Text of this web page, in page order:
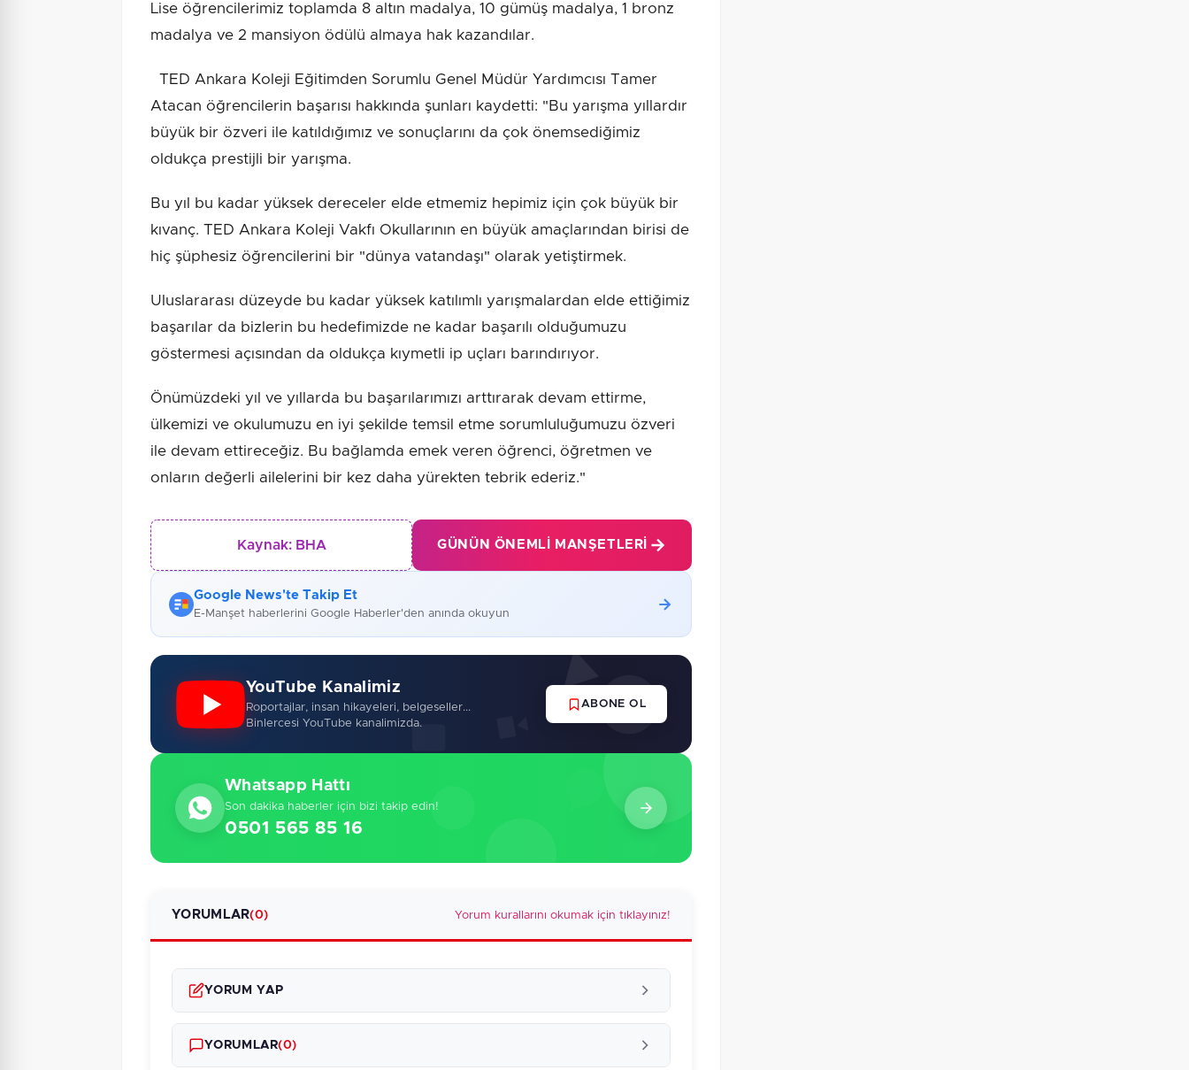
Lise öğrencilerimiz toplamda 8 altın madalya, 10 gümüş madalya, 1 bronz
madalya ve 2 mansiyon ödülü almaya hak kazandılar.
TED Ankara Koleji Eğitimden Sorumlu Genel Müdür Yardımcısı Tamer
Atacan öğrencilerin başarısı hakkında şunları kaydetti: "Bu yarışma yıllardır
büyük bir özveri ile katıldığımız ve sonuçlarını da çok önemsediğimiz
oldukça prestijli bir yarışma.
Bu yıl bu kadar yüksek dereceler elde etmemiz hepimiz için çok büyük bir
kıvanç. TED Ankara Koleji Vakfı Okullarının en büyük amaçlarından birisi de
hiç şüphesiz öğrencilerini bir "dünya vatandaşı" olarak yetiştirmek.
Uluslararası düzeyde bu kadar yüksek katılımlı yarışmalardan elde ettiğimiz
başarılar da bizlerin bu hedefimizde ne kadar başarılı olduğumuzu
göstermesi açısından da oldukça kıymetli ip uçları barındırıyor.
Önümüzdeki yıl ve yıllarda bu başarılarımızı arttırarak devam ettirme,
ülkemizi ve okulumuzu en iyi şekilde temsil etme sorumluluğumuzu özveri
ile devam ettireceğiz. Bu bağlamda emek veren öğrenci, öğretmen ve
onların değerli ailelerini bir kez daha yürekten tebrik ederiz."
Kaynak: BHA GÜNÜN ÖNEMLI MANŞETLERI
Google News'te Takip Et
E-Manşet haberlerini Google Haberler'den anında okuyun
YouTube Kanalimiz
Roportajlar, insan hikayeleri, belgeseller...
Binlercesi YouTube kanalimizda.
ABONE OL
Whatsapp Hattı
Son dakika haberler için bizi takip edin!
0501 565 85 16
YORUMLAR(0) Yorum kurallarını okumak için tıklayınız!
YORUM YAP
YORUMLAR(0)